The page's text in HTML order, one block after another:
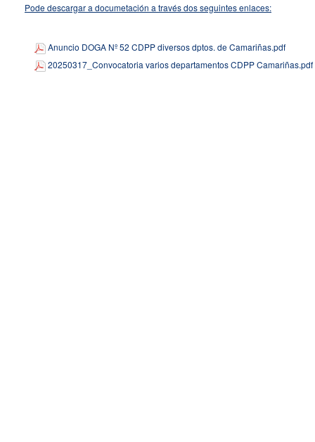
Pode descargar a documetación a través dos seguintes enlaces:
Anuncio DOGA Nº 52 CDPP diversos dptos. de Camariñas.pdf
20250317_Convocatoria varios departamentos CDPP Camariñas.pdf